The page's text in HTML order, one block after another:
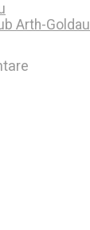
Arth-Goldau